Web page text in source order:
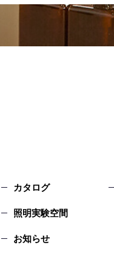
カタログ
照明実験空間
お知らせ